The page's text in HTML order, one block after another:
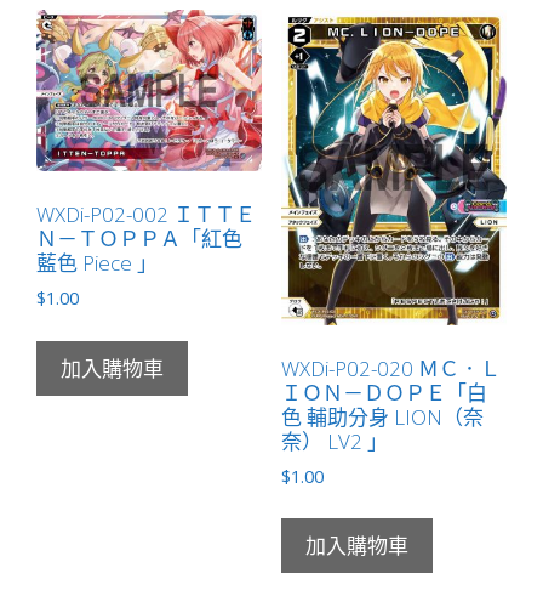
WXDi-P02-002 ＩＴＴＥ
Ｎ－ＴＯＰＰＡ「紅色
藍色 Piece 」
$1.00
加入購物車
WXDi-P02-020 ＭＣ．Ｌ
ＩＯＮ－ＤＯＰＥ「白
色 輔助分身 LION（奈
奈） LV2 」
$1.00
加入購物車